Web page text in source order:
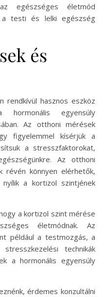
egészséges életmód
a testi és lelki egészség
és
rendkívül hasznos eszköz
egyensúly
Az otthoni mérések
figyelemmel kísérjük a
a stresszfaktorokat,
Az otthoni
révén könnyen elérhetők,
a kortizol szintjének
a kortizol szint mérése
életmódnak. Az
például a testmozgás, a
technikák
a hormonális egyensúly
érdemes konzultálni